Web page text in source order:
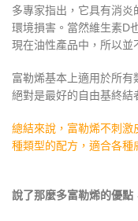
多專家指出，它具有消
環境損害。當然維生素D
現在油性產品中，所以並
富勒烯基本上適用於所
絕對是最好的自由基終結
總結來說，富勒烯不刺
種類型的配方，適合各種
說了那麼多富勒烯的優點